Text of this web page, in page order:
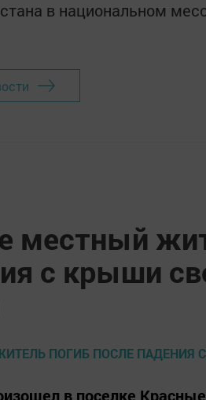
в национальном
местный
с крыши
в поселке